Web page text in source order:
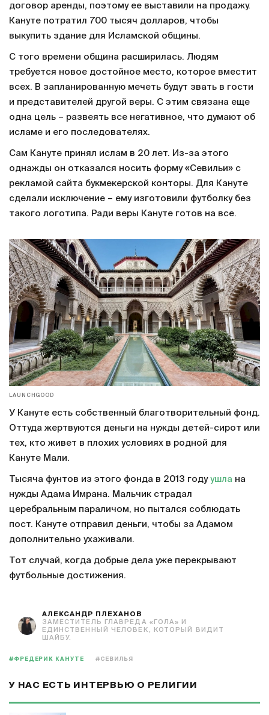
договор аренды, поэтому ее выставили на продажу.
Кануте потратил 700 тысяч долларов, чтобы
выкупить здание для Исламской общины.
С того времени община расширилась. Людям
требуется новое достойное место, которое вместит
всех. В запланированную мечеть будут звать в гости
и представителей другой веры. С этим связана еще
одна цель – развеять все негативное, что думают об
исламе и его последователях.
Сам Кануте принял ислам в 20 лет. Из-за этого
однажды он отказался носить форму «Севильи» с
рекламой сайта букмекерской конторы. Для Кануте
сделали исключение – ему изготовили футболку без
такого логотипа. Ради веры Кануте готов на все.
LAUNCHGOOD
У Кануте есть собственный благотворительный фонд.
Оттуда жертвуются деньги на нужды детей-сирот или
тех, кто живет в плохих условиях в родной для
Кануте Мали.
Тысяча фунтов из этого фонда в 2013 году ушла на
нужды Адама Имрана. Мальчик страдал
церебральным параличом, но пытался соблюдать
пост. Кануте отправил деньги, чтобы за Адамом
дополнительно ухаживали.
Тот случай, когда добрые дела уже перекрывают
футбольные достижения.
АЛЕКСАНДР ПЛЕХАНОВ
ЗАМЕСТИТЕЛЬ ГЛАВРЕДА «ГОЛА» И
ЕДИНСТВЕННЫЙ ЧЕЛОВЕК, КОТОРЫЙ ВИДИТ
ШАЙБУ.
#ФРЕДЕРИК КАНУТЕ #СЕВИЛЬЯ
У НАС ЕСТЬ ИНТЕРВЬЮ О РЕЛИГИИ